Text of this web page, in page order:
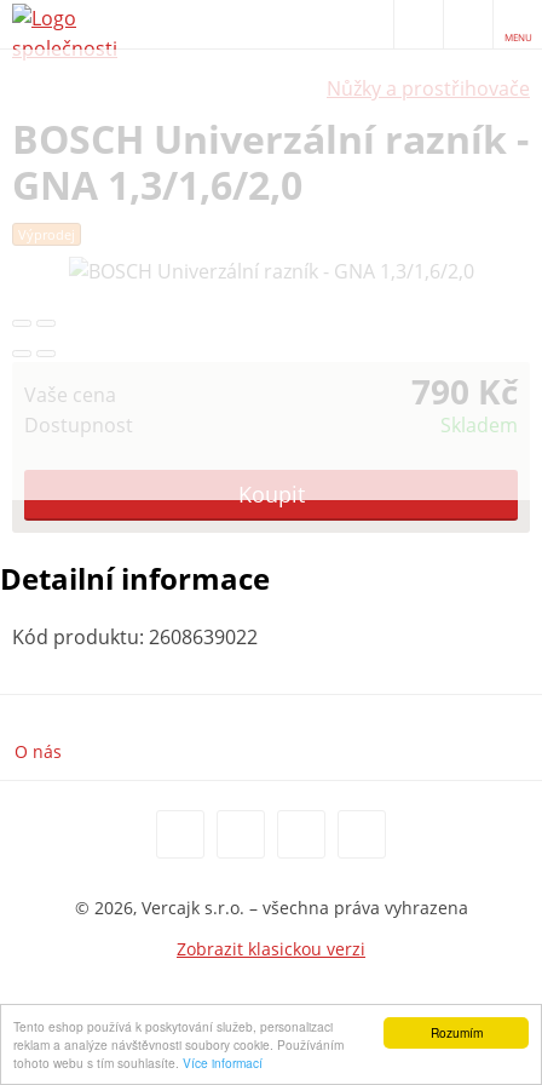
Rozumím
Tento eshop používá k poskytování služeb, personalizaci
reklam a analýze návštěvnosti soubory cookie. Používáním
tohoto webu s tím souhlasíte. Více informací
MENU
Nůžky a prostřihovače
BOSCH Univerzální razník -
GNA 1,3/1,6/2,0
Výprodej
Vaše cena 790 Kč
Dostupnost Skladem
Detailní informace
Kód produktu: 2608639022
O nás
© 2026, Vercajk s.r.o. – všechna práva vyhrazena
Zobrazit klasickou verzi